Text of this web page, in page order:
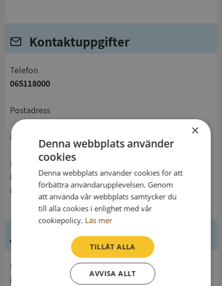
Kontaktuppgifter
telefon
065118000
Postadress
827 80 Ljusdal
Besöksadress
Norra Järnvägsgatan 21
827 31 Ljusdal
Ledning
Ljusdals Kommun
×
Denna webbplats använder
cookies
Denna webbplats använder cookies för att
förbättra användarupplevelsen. Genom
att använda vår webbplats samtycker du
till alla cookies i enlighet med vår
cookiepolicy. Läs mer
TILLÅT ALLA
AVVISA ALLT